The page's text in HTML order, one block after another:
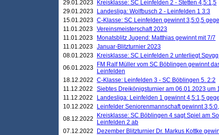
29.01.2023
Kreisklasse: SC Leinfelden 2 - Stetten 4,5:1,5
29.01.2023
Landesliga: Wolfbusch 2 - Leinfelden 1 3:3
15.01.2023 C-Klasse: SC Leinfelden gewinnt 3,5:0,5
11.01.2023 Vereinsmeisterschaft 2023
11.01.2023
Monatsblitz Jugend: Matthias gewinnt mit 7/7
11.01.2023 Januar-Blitzturnier 2023
08.01.2023
Kreisklasse: SC Leinfelden 2 unterliegt
06.01.2023
FM Ralf Müller vom SC Böblingen gewinnt
Leinfelden
18.12.2022 C-Klasse: Leinfelden 3 - SC Böblingen 5. 2:2
11.12.2022
Siebtes Dreikönigsturnier am 06.01.2023 um
11.12.2022
Landesliga: Leinfelden 1 gewinnt 4,5:1,5
10.12.2022
Leinfelder Seniorenmannschaft gewinnt
08.12.2022
Kreisklasse: SC Böblingen 4 sagt Spiel am
Leinfelden 2 ab
07.12.2022
Dezember Blitzturnier Dr. Markus Kottke